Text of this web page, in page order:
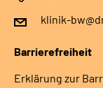
klinik-
Barrierefreiheit
Erklärung zur